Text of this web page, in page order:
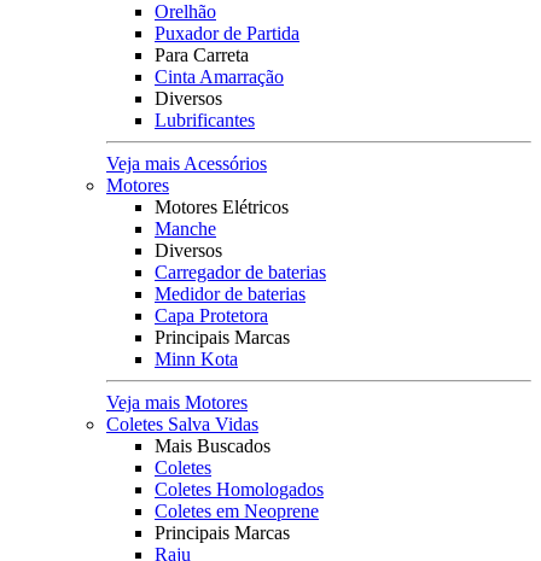
Orelhão
Puxador de Partida
Para Carreta
Cinta Amarração
Diversos
Lubrificantes
Veja mais Acessórios
Motores
Motores Elétricos
Manche
Diversos
Carregador de baterias
Medidor de baterias
Capa Protetora
Principais Marcas
Minn Kota
Veja mais Motores
Coletes Salva Vidas
Mais Buscados
Coletes
Coletes Homologados
Coletes em Neoprene
Principais Marcas
Raju